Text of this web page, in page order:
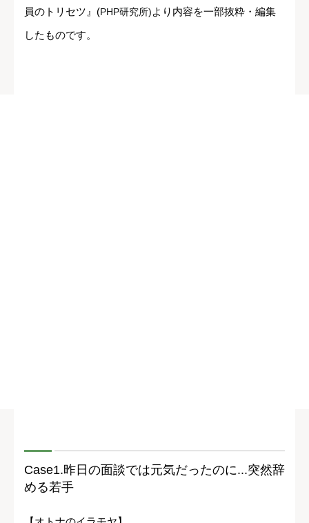
員のトリセツ』(PHP研究所)より内容を一部抜粋・編集
したものです。
Case1.昨日の面談では元気だったのに...突然辞
める若手